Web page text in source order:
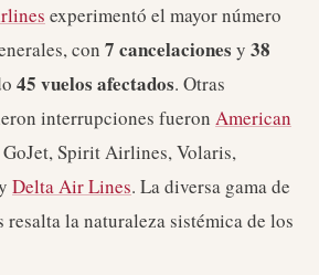
experimentó el mayor número
con 7 cancelaciones y 38
45 vuelos afectados. Otras
interrupciones fueron American
Spirit Airlines, Volaris,
Delta Air Lines. La diversa gama de
resalta la naturaleza sistémica de los